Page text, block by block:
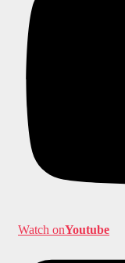
Watch onYoutube